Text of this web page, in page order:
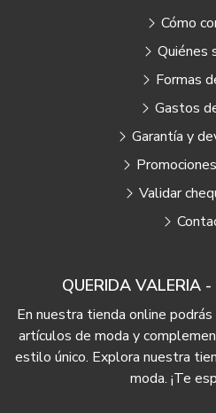
QUERIDA VALERIA
En nuestra tienda online
artículos de moda y
estilo único. Explora nuestra
moda. ¡Te
Cómo
Quiénes
Formas
Gastos
Garantía y
Validar